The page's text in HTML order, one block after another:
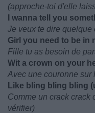
(approche-toi d'elle
I wanna tell you
Je veux te dire quelque
Girl you need to be in
Fille tu as besoin de
Wit a crown on your
Avec une couronne sur
Like bling bling bling
Comme un crack crack
vérifier)